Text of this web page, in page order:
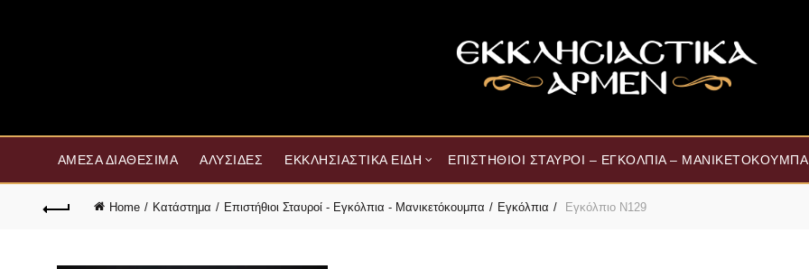
ΆΜΕΣΑ ΔΙΑΘΈΣΙΜΑ ΑΛΥΣΊΔΕΣ ΕΚΚΛΗΣΙΑΣΤΙΚΆ ΕΊΔΗ ΕΠΙΣΤΉΘΙΟΙ ΣΤΑΥΡΟΊ – ΕΓΚΌΛΠΙΑ – ΜΑΝΙΚΕΤΌΚΟΥΜΠΑ
Home Κατάστημα Επιστήθιοι Σταυροί - Εγκόλπια - Μανικετόκουμπα Εγκόλπια Εγκόλπιο Ν129